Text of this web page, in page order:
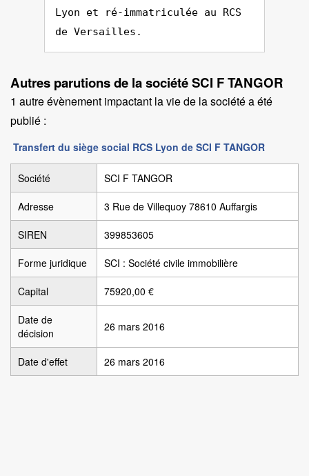
Lyon et ré-immatriculée au RCS
de Versailles.
Autres parutions de la société SCI F TANGOR
1 autre évènement impactant la vie de la société a été
publié :
Transfert du siège social RCS Lyon de SCI F TANGOR
Société SCI F TANGOR
Adresse 3 Rue de Villequoy 78610 Auffargis
SIREN 399853605
Forme juridique SCI : Société civile immobilière
Capital 75920,00 €
Date de
décision
26 mars 2016
Date d'effet 26 mars 2016